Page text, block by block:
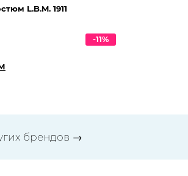
L.B.M. 1911
-11%
брендов →